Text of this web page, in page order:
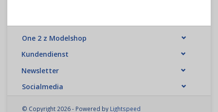
One 2 z Modelshop
Kundendienst
Newsletter
Socialmedia
© Copyright 2026 - Powered by Lightspeed